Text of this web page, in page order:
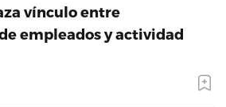
vínculo entre
empleados y actividad